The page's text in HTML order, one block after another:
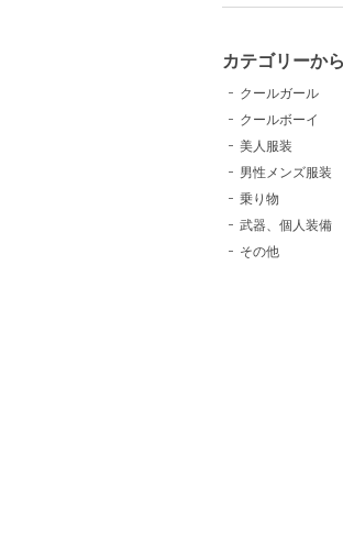
カテゴリーか
クールガール
クールボーイ
美人服装
男性メンズ服装
乗り物
武器、個人装備
その他